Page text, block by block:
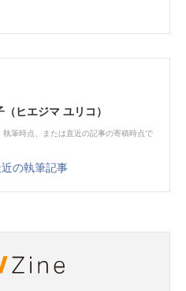
ヒエジマ ユリコ）
筆時点、または直近の記事の寄稿時点で
の執筆記事